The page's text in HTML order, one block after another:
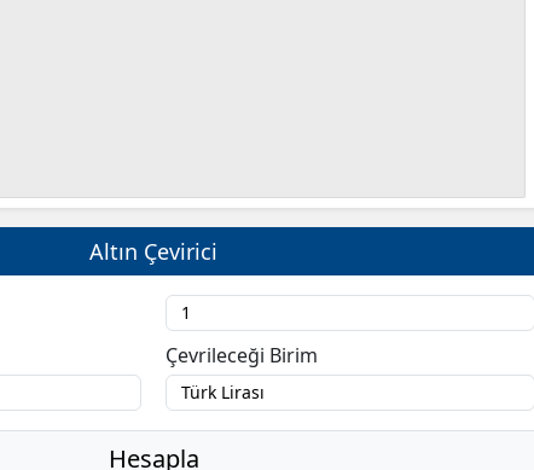
Eskişehir
Hakkari
Altın Çevirici
Çevrileceği Birim
Hesapla